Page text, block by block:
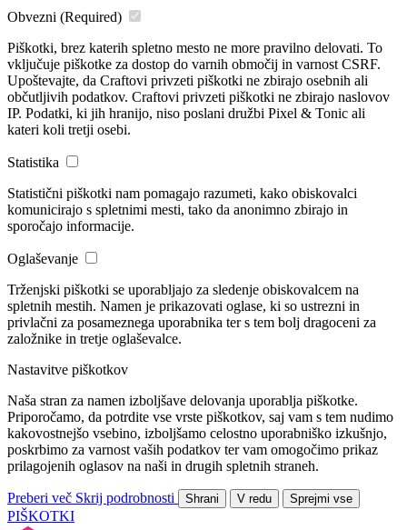
Obvezni (Required)
Piškotki, brez katerih spletno mesto ne more pravilno delovati. To
vključuje piškotke za dostop do varnih območij in varnost CSRF.
Upoštevajte, da Craftovi privzeti piškotki ne zbirajo osebnih ali
občutljivih podatkov. Craftovi privzeti piškotki ne zbirajo naslovov
IP. Podatki, ki jih hranijo, niso poslani družbi Pixel & Tonic ali
kateri koli tretji osebi.
Statistika
Statistični piškotki nam pomagajo razumeti, kako obiskovalci
komunicirajo s spletnimi mesti, tako da anonimno zbirajo in
sporočajo informacije.
Oglaševanje
Trženjski piškotki se uporabljajo za sledenje obiskovalcem na
spletnih mestih. Namen je prikazovati oglase, ki so ustrezni in
privlačni za posameznega uporabnika ter s tem bolj dragoceni za
založnike in tretje oglaševalce.
Nastavitve piškotkov
Naša stran za namen izboljšave delovanja uporablja piškotke.
Priporočamo, da potrdite vse vrste piškotkov, saj vam s tem nudimo
kakovostnejšo vsebino, izboljšamo celostno uporabniško izkušnjo,
poskrbimo za varnost vaših podatkov ter vam omogočimo prikaz
prilagojenih oglasov na naši in drugih spletnih straneh.
Preberi več Skrij podrobnosti Shrani V redu Sprejmi vse
PIŠKOTKI